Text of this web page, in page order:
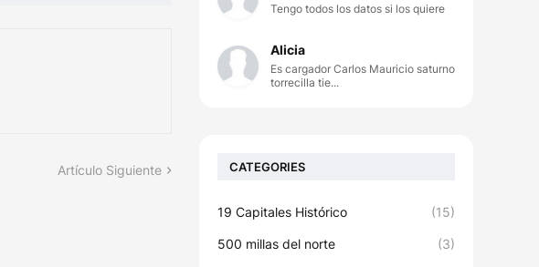
Artículo Siguiente
Tengo todos los datos si los quiere
Alicia
Es cargador Carlos Mauricio saturno
torrecilla tie...
CATEGORIES
19 Capitales Histórico (15)
500 millas del norte (3)